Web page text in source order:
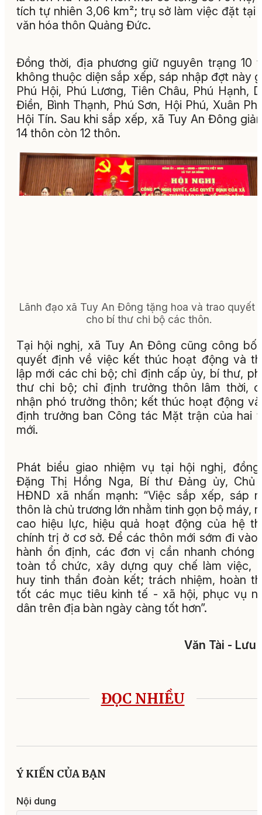
tích tự nhiên 3,06 km²; trụ sở làm việc đặt tại
văn hóa thôn Quảng Đức.
Đồng thời, địa phương giữ nguyên trạng 10
không thuộc diện sắp xếp, sáp nhập đợt này
Phú Hội, Phú Lương, Tiên Châu, Phú Hạnh,
Điền, Bình Thạnh, Phú Sơn, Hội Phú, Xuân
Hội Tín. Sau khi sắp xếp, xã Tuy An Đông
14 thôn còn 12 thôn.
Lãnh đạo xã Tuy An Đông tặng hoa và trao quyết
cho bí thư chi bộ các thôn.
Tại hội nghị, xã Tuy An Đông cũng công bố
quyết định về việc kết thúc hoạt động và
lập mới các chi bộ; chỉ định cấp ủy, bí thư,
thư chi bộ; chỉ định trưởng thôn lâm thời,
nhận phó trưởng thôn; kết thúc hoạt động
định trưởng ban Công tác Mặt trận của hai
mới.
Phát biểu giao nhiệm vụ tại hội nghị,
Đặng Thị Hồng Nga, Bí thư Đảng ủy, Chủ
HĐND xã nhấn mạnh: “Việc sắp xếp, sáp
thôn là chủ trương lớn nhằm tinh gọn bộ máy,
cao hiệu lực, hiệu quả hoạt động của hệ
chính trị ở cơ sở. Để các thôn mới sớm đi vào
hành ổn định, các đơn vị cần nhanh chóng
toàn tổ chức, xây dựng quy chế làm việc,
huy tinh thần đoàn kết; trách nhiệm, hoàn
tốt các mục tiêu kinh tế - xã hội, phục vụ
dân trên địa bàn ngày càng tốt hơn”.
Văn Tài - Lưu
ĐỌC NHIỀU
Ý KIẾN CỦA BẠN
Nội dung